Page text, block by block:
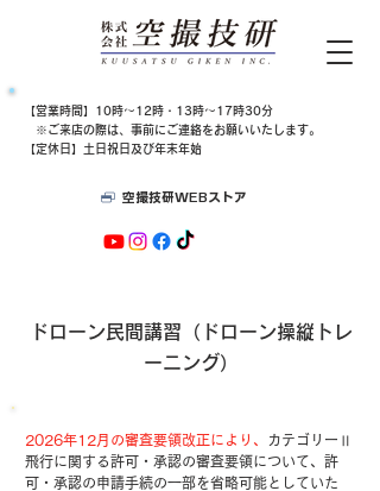
空撮技研WEBストア
​【営業時間】10時～12時・13時～17時30分
​​ ※ご来店の際は、​事前にご連絡をお願いいたします。
【定休日】土日祝日及び年末年始
ドローン民間講習（ドローン操縦トレ
ーニング）
2026年12月の審査要領改正により、
カテゴリーⅡ
飛行に関する許可・承認の審査要領について、許
可・承認の申請手続の一部を省略可能としていた